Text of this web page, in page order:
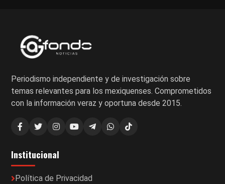
Periodismo independiente y de investigación sobre
temas relevantes para los mexiquenses. Comprometidos
con la información veraz y oportuna desde 2015.
Institucional
Política de Privacidad